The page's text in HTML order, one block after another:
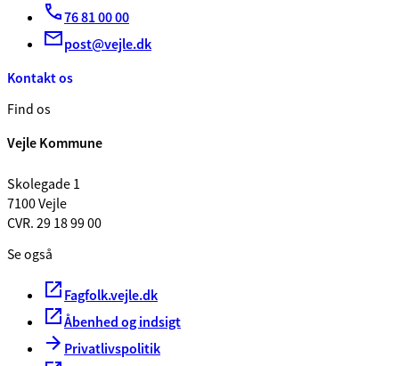
76 81 00 00
post@vejle.dk
Kontakt os
Find os
Vejle Kommune
Skolegade 1
7100 Vejle
CVR. 29 18 99 00
Se også
Fagfolk.vejle.dk
Åbenhed og indsigt
Privatlivspolitik